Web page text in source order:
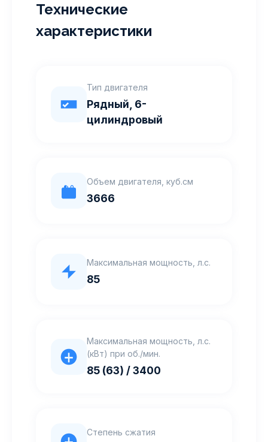
Технические
характеристики
Тип двигателя
Рядный, 6-
цилиндровый
Объем двигателя, куб.см
3666
Максимальная мощность, л.с.
85
Максимальная мощность, л.с.
(кВт) при об./мин.
85 (63) / 3400
Степень сжатия